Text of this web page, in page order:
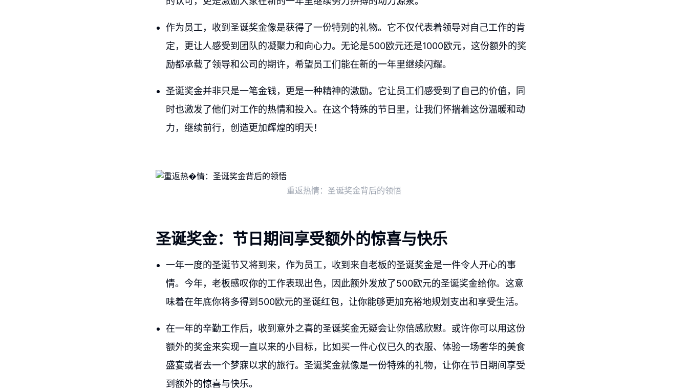
作为员工，收到圣诞奖金像是获得了一份特别的礼物。它不仅代表着领导对自己工作的肯
定，更让人感受到团队的凝聚力和向心力。无论是500欧元还是1000欧元，这份额外的奖
励都承载了领导和公司的期许，希望员工们能在新的一年里继续闪耀。
圣诞奖金并非只是一笔金钱，更是一种精神的激励。它让员工们感受到了自己的价值，同
时也激发了他们对工作的热情和投入。在这个特殊的节日里，让我们怀揣着这份温暖和动
力，继续前行，创造更加辉煌的明天！
重返热情：圣诞奖金背后的领悟
圣诞奖金：节日期间享受额外的惊喜与快乐
一年一度的圣诞节又将到来，作为员工，收到来自老板的圣诞奖金是一件令人开心的事
情。今年，老板感叹你的工作表现出色，因此额外发放了500欧元的圣诞奖金给你。这意
味着在年底你将多得到500欧元的圣诞红包，让你能够更加充裕地规划支出和享受生活。
在一年的辛勤工作后，收到意外之喜的圣诞奖金无疑会让你倍感欣慰。或许你可以用这份
额外的奖金来实现一直以来的小目标，比如买一件心仪已久的衣服、体验一场奢华的美食
盛宴或者去一个梦寐以求的旅行。圣诞奖金就像是一份特殊的礼物，让你在节日期间享受
到额外的惊喜与快乐。